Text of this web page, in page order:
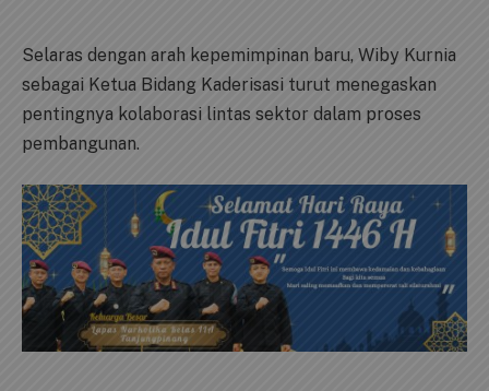
Selaras dengan arah kepemimpinan baru, Wiby Kurnia
sebagai Ketua Bidang Kaderisasi turut menegaskan
pentingnya kolaborasi lintas sektor dalam proses
pembangunan.